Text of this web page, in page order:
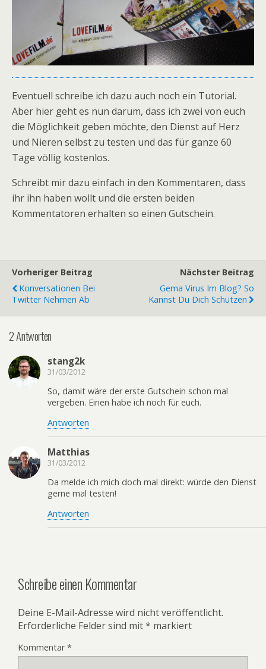
Eventuell schreibe ich dazu auch noch ein Tutorial.
Aber hier geht es nun darum, dass ich zwei von euch
die Möglichkeit geben möchte, den Dienst auf Herz
und Nieren selbst zu testen und das für ganze 60
Tage völlig kostenlos.
Schreibt mir dazu einfach in den Kommentaren, dass
ihr ihn haben wollt und die ersten beiden
Kommentatoren erhalten so einen Gutschein.
Vorheriger Beitrag
Konversationen Bei
Twitter Nehmen Ab
Nächster Beitrag
Gema Virus Im Blog? So
Kannst Du Dich Schützen
2 Antworten
stang2k
31/03/2012
So, damit wäre der erste Gutschein schon mal
vergeben. Einen habe ich noch für euch.
Antworten
Matthias
31/03/2012
Da melde ich mich doch mal direkt: würde den Dienst
gerne mal testen!
Antworten
Schreibe einen Kommentar
Deine E-Mail-Adresse wird nicht veröffentlicht.
Erforderliche Felder sind mit* markiert
Kommentar*